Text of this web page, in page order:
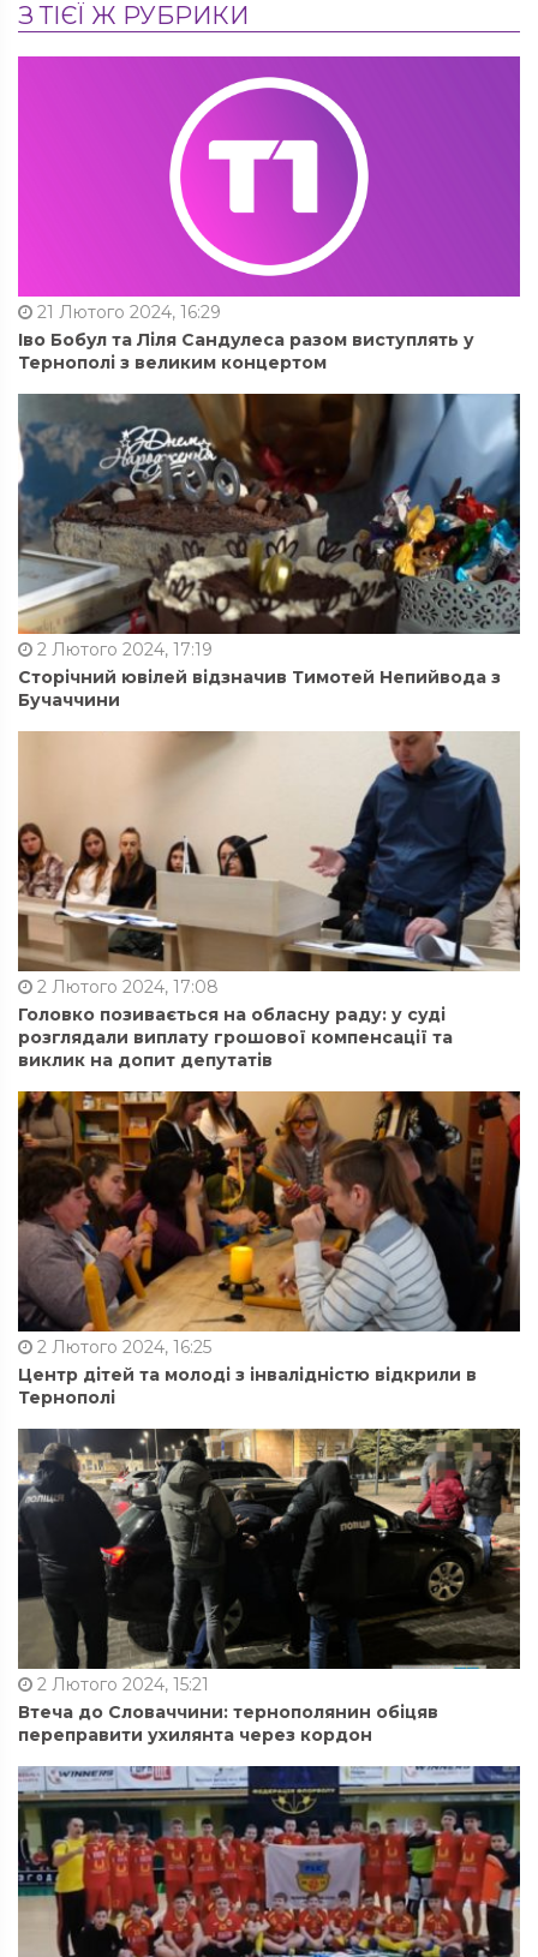
З ТІЄЇ Ж РУБРИКИ
21 Лютого 2024, 16:29
Іво Бобул та Ліля Сандулеса разом виступлять у
Тернополі з великим концертом
2 Лютого 2024, 17:19
Сторічний ювілей відзначив Тимотей Непийвода з
Бучаччини
2 Лютого 2024, 17:08
Головко позивається на обласну раду: у суді
розглядали виплату грошової компенсації та
виклик на допит депутатів
2 Лютого 2024, 16:25
Центр дітей та молоді з інвалідністю відкрили в
Тернополі
2 Лютого 2024, 15:21
Втеча до Словаччини: тернополянин обіцяв
переправити ухилянта через кордон